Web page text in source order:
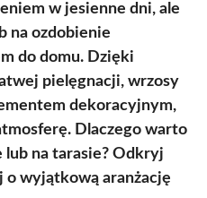
w jesienne dni, ale
na ozdobienie
do domu. Dzięki
pielęgnacji, wrzosy
dekoracyjnym,
Dlaczego warto
na tarasie? Odkryj
o wyjątkową aranżację